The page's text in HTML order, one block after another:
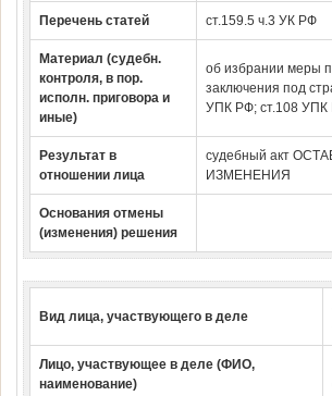
Перечень статей ст.159.5 ч.3 УК РФ
Материал (судебн.
контроля, в пор.
исполн. приговора и
иные)
об избрании меры
заключения под
УПК РФ; ст.108 УПК
Результат в
отношении лица
судебный акт
ИЗМЕНЕНИЯ
Основания отмены
(изменения) решения
Вид лица, участвующего в деле
Лицо, участвующее в деле (ФИО,
наименование)